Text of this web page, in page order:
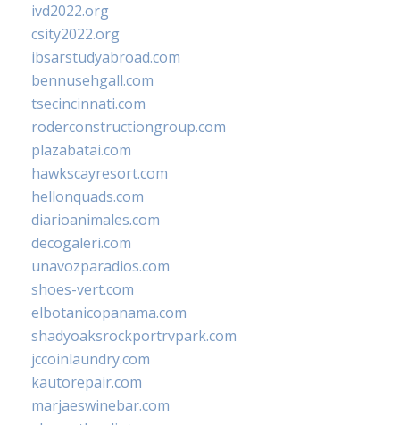
ivd2022.org
csity2022.org
ibsarstudyabroad.com
bennusehgall.com
tsecincinnati.com
roderconstructiongroup.com
plazabatai.com
hawkscayresort.com
hellonquads.com
diarioanimales.com
decogaleri.com
unavozparadios.com
shoes-vert.com
elbotanicopanama.com
shadyoaksrockportrvpark.com
jccoinlaundry.com
kautorepair.com
marjaeswinebar.com